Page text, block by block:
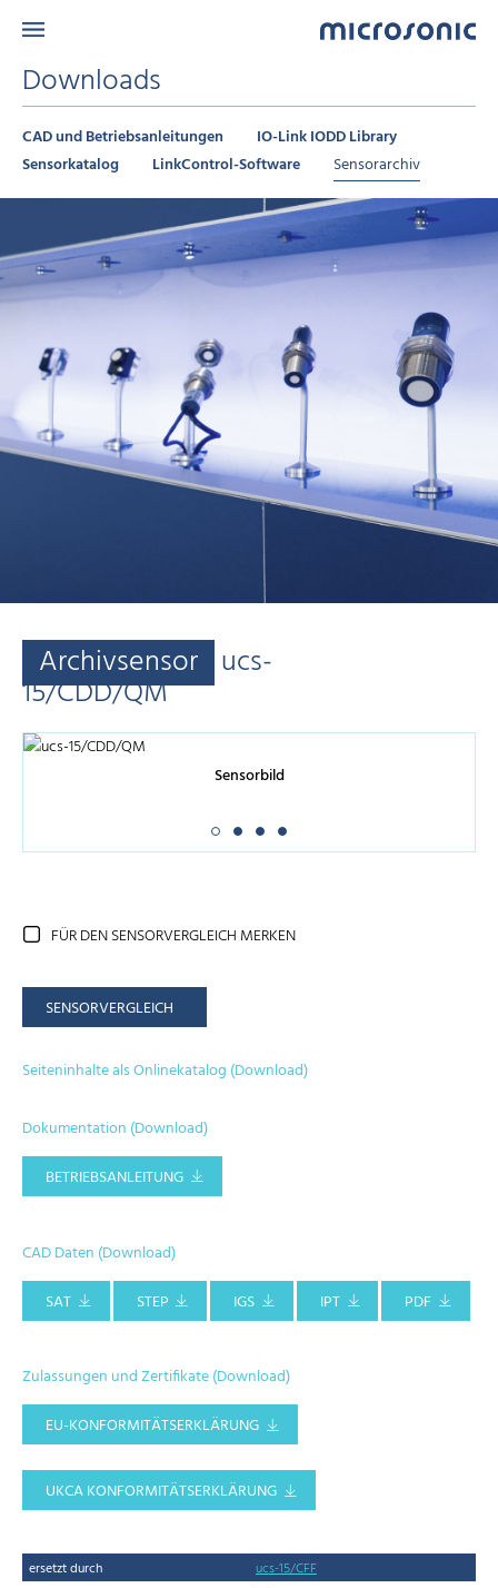
Downloads
CAD und Betriebsanleitungen
IO-Link IODD Library
Sensorkatalog
LinkControl-Software Sensorarchiv
Archivsensor ucs-
15/CDD/QM
Sensorbild
FÜR DEN SENSORVERGLEICH MERKEN
SENSORVERGLEICH
Seiteninhalte als Onlinekatalog (Download)
Dokumentation (Download)
BETRIEBSANLEITUNG
CAD Daten (Download)
SAT
STEP IGS IPT PDF
Zulassungen und Zertifikate (Download)
EU-KONFORMITÄTSERKLÄRUNG
UKCA KONFORMITÄTSERKLÄRUNG
ersetzt durch
ucs-15/CFF